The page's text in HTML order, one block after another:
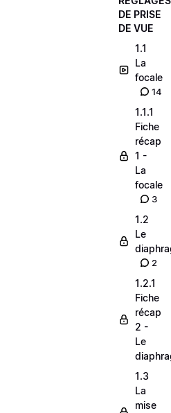
DE PRISE
DE VUE
1.1
La
focale
14
1.1.1
Fiche
récap
1 -
La
focale
3
1.2
Le
2
1.2.1
Fiche
récap
2 -
Le
1.3
La
mise